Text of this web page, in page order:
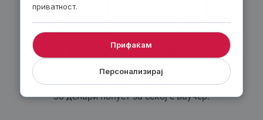
THE CEO SPA MASSAGE (120′)** – луксузен ритуал со
Трајна Шминка и Микропигментација
Powder Brows** – техника на пудра веѓи за природен
изглед.
Baby & Cat Eyeliner** – трајно исцртување на очните
По е-пошта – 24/7!
Изберете електронски ваучер и ќе го добиете
веднаш по завршувањето на нарачката. Добијте
30 денари попуст за секој е-ваучер.
приватност.
Персонализирај
Прифаќам